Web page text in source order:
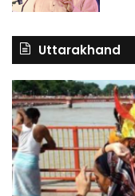
Uttarakhand